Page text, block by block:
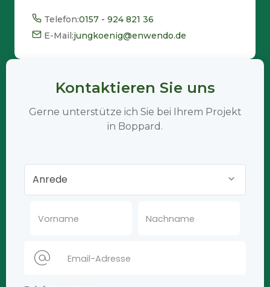
Telefon:0157 - 924 821 36
E-Mail:jungkoenig@enwendo.de
Kontaktieren Sie uns
Gerne unterstütze ich Sie bei Ihrem Projekt
in Boppard.